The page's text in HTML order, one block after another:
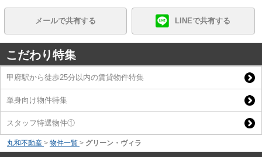
メールで共有する LINEで共有する
こだわり特集
甲府駅から徒歩25分以内の賃貸物件特集
単身向け物件特集
スタッフ特選物件①
丸和不動産 > 物件一覧 > グリーン・ヴィラ